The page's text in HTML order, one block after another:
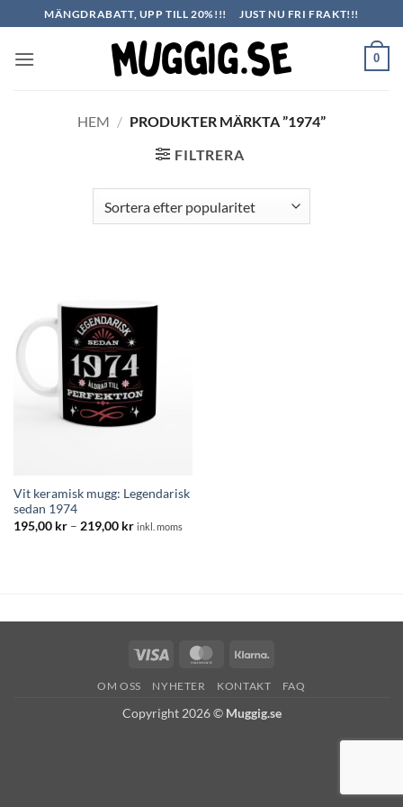
to
content
MÄNGDRABATT, UPP TILL 20%!!! JUST NU FRI FRAKT!!!
0
HEM / PRODUKTER MÄRKTA ”1974”
FILTRERA
Vit keramisk mugg: Legendarisk
sedan 1974
195,00 kr – 219,00 krPrisintervall:
inkl. moms
Visa MasterCard
OM OSS NYHETER KONTAKT FAQ
Copyright 2026 © Muggig.se